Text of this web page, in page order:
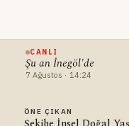
CANLI
Şu an İnegöl'de
7 Ağustos · 14:24
ÖNE ÇIKAN